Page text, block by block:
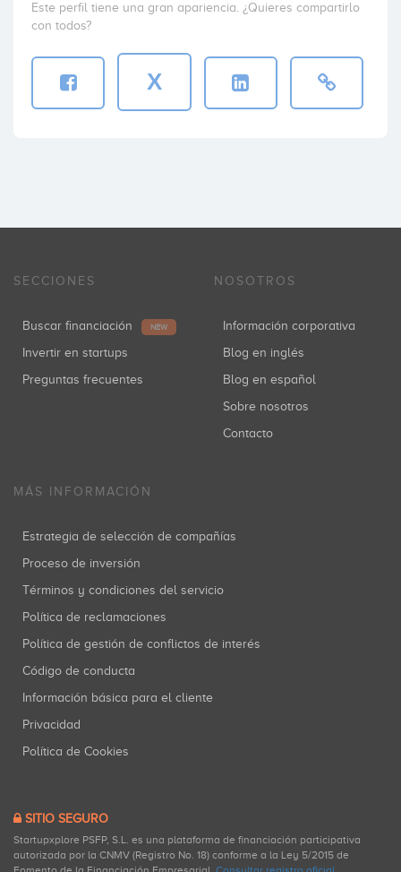
Este perfil tiene una gran apariencia. ¿Quieres compartirlo
con todos?
X
SECCIONES
Buscar financiación NEW
Invertir en startups
Preguntas frecuentes
NOSOTROS
Información corporativa
Blog en inglés
Blog en español
Sobre nosotros
Contacto
MÁS INFORMACIÓN
Estrategia de selección de compañías
Proceso de inversión
Términos y condiciones del servicio
Política de reclamaciones
Política de gestión de conflictos de interés
Código de conducta
Información básica para el cliente
Privacidad
Política de Cookies
SITIO SEGURO
Startupxplore PSFP, S.L. es una plataforma de financiación participativa
autorizada por la CNMV (Registro No. 18) conforme a la Ley 5/2015 de